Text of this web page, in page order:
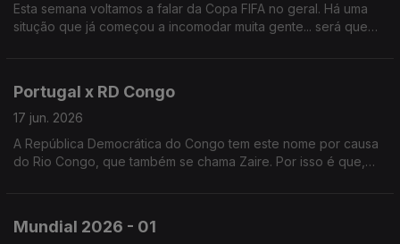
Esta semana voltamos a falar da Copa FIFA no geral. Há uma
situção que já começou a incomodar muita gente... será que
Portugal x RD Congo
17 jun. 2026
A República Democrática do Congo tem este nome por causa
do Rio Congo, que também se chama Zaire. Por isso é que,
Mundial 2026 - 01